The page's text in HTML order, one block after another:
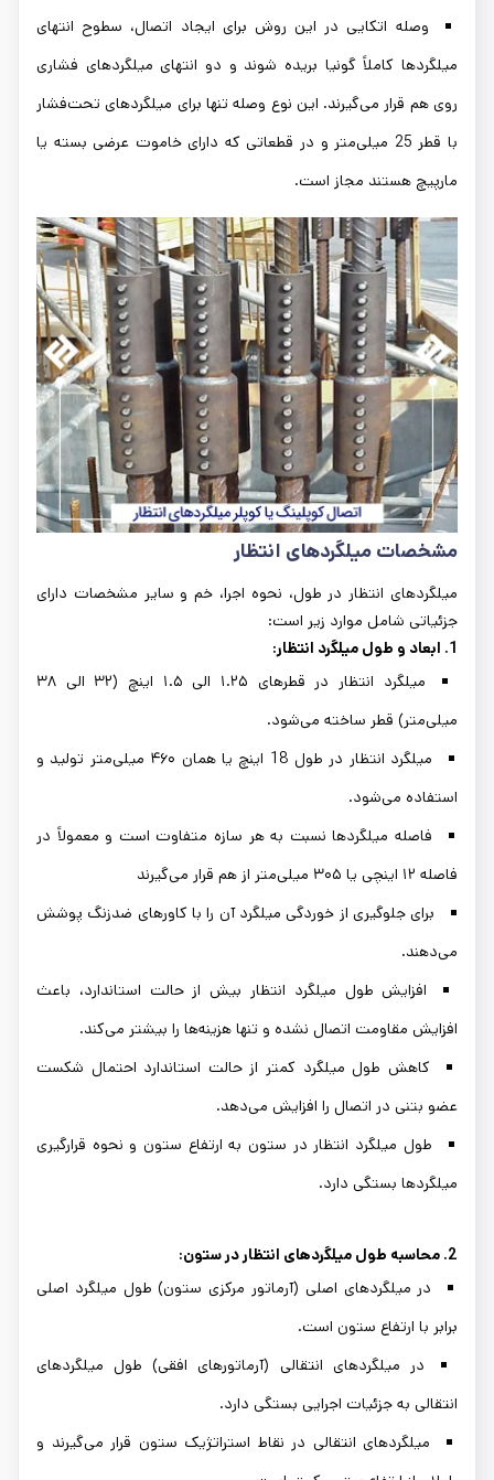
وصله اتکایی در این روش برای ایجاد اتصال، سطوح انتهای
میلگردها کاملاً گونیا بریده شوند و دو انتهای میلگردهای فشاری
روی هم قرار می‌گیرند. این نوع وصله تنها برای میلگردهای تحت‌فشار
با قطر 25 میلی‌متر و در قطعاتی که دارای خاموت عرضی بسته یا
مارپیچ هستند مجاز است.
مشخصات میلگردهای انتظار
میلگردهای انتظار در طول، نحوه اجرا، خم و سایر مشخصات دارای
جزئیاتی شامل موارد زیر است:
1. ابعاد و طول میلگرد انتظار:
میلگرد انتظار در قطرهای ۱.۲۵ الی ۱.۵ اینچ (۳۲ الی ۳۸
میلی‌متر) قطر ساخته می‌شود.
میلگرد انتظار در طول 18 اینچ یا همان ۴۶۰ میلی‌متر تولید و
استفاده می‌شود.
فاصله میلگردها نسبت به هر سازه متفاوت است و معمولاً در
فاصله ۱۲ اینچی یا ۳۰۵ میلی‌متر از هم قرار می‌گیرند
برای جلوگیری از خوردگی میلگرد آن را با کاورهای ضدزنگ پوشش
می‌دهند.
افزایش طول میلگرد انتظار بیش از حالت استاندارد، باعث
افزایش مقاومت اتصال نشده و تنها هزینه‌ها را بیشتر می‌کند.
کاهش طول میلگرد کمتر از حالت استاندارد احتمال شکست
عضو بتنی در اتصال را افزایش می‌دهد.
طول میلگرد انتظار در ستون به ارتفاع ستون و نحوه قرارگیری
میلگردها بستگی دارد.
2. محاسبه طول میلگردهای انتظار در ستون:
در میلگردهای اصلی (آرماتور مرکزی ستون) طول میلگرد اصلی
برابر با ارتفاع ستون است.
در میلگردهای انتقالی (آرماتورهای افقی) طول میلگردهای
انتقالی به جزئیات اجرایی بستگی دارد.
میلگردهای انتقالی در نقاط استراتژیک ستون قرار می‌گیرند و